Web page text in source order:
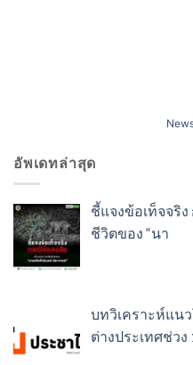
อัพเดทล่าสุด
ชี้แจงข้อเท็จจริ
ชีวิตของ “นา
บทวิเคราะห์แน
ต่างประเทศช่วง